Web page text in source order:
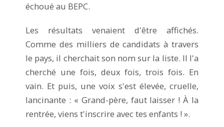
échoué au BEPC.
Les résultats venaient d'être affichés.
Comme des milliers de candidats à travers
le pays, il cherchait son nom sur la liste. Il l'a
cherché une fois, deux fois, trois fois. En
vain. Et puis, une voix s'est élevée, cruelle,
lancinante : « Grand-père, faut laisser ! À la
rentrée, viens t'inscrire avec tes enfants ! ».